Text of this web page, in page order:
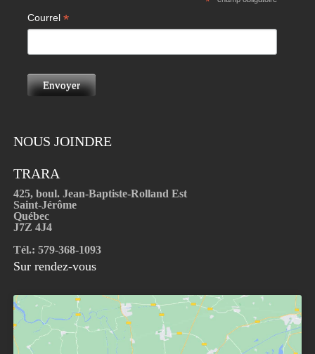
Courrel*
NOUS JOINDRE
TRARA
425, boul. Jean-Baptiste-Rolland Est
Saint-Jérôme
Québec
J7Z 4J4
Tél.: 579-368-1093
Sur rendez-vous